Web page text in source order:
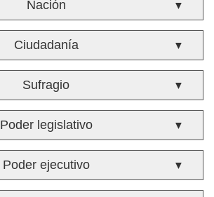
Nación ▼
Ciudadanía ▼
Sufragio ▼
Poder legislativo ▼
Poder ejecutivo ▼